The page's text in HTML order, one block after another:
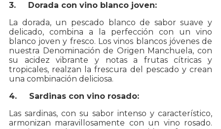
3. Dorada con vino blanco joven:
La dorada, un pescado blanco de sabor suave y
delicado, combina a la perfección con un vino
blanco joven y fresco. Los vinos blancos jóvenes de
nuestra Denominación de Origen Manchuela, con
su acidez vibrante y notas a frutas cítricas y
tropicales, realzan la frescura del pescado y crean
una combinación deliciosa.
4. Sardinas con vino rosado:
Las sardinas, con su sabor intenso y característico,
armonizan maravillosamente con un vino rosado.